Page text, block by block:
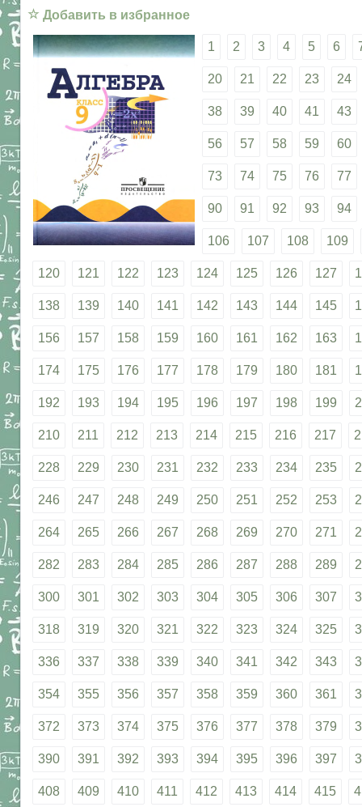
☆ Добавить в избранное
1 2 3 4 5 6
20 21 22 23 24
38 39 40 41 43
56 57 58 59 60
73 74 75 76 77
90 91 92 93 94
106 107 108 109
120 121 122 123 124 125 126 127
138 139 140 141 142 143 144 145
156 157 158 159 160 161 162 163
174 175 176 177 178 179 180 181
192 193 194 195 196 197 198 199
210 211 212 213 214 215 216 217
228 229 230 231 232 233 234 235
246 247 248 249 250 251 252 253
264 265 266 267 268 269 270 271
282 283 284 285 286 287 288 289
300 301 302 303 304 305 306 307
318 319 320 321 322 323 324 325
336 337 338 339 340 341 342 343
354 355 356 357 358 359 360 361
372 373 374 375 376 377 378 379
390 391 392 393 394 395 396 397
408 409 410 411 412 413 414 415